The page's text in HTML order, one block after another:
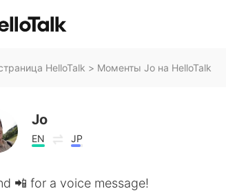
HelloTalk > Моменты Jo на HelloTalk
Jo
EN JP
📲 for a voice message!